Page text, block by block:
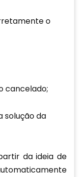
o
cancelado;
solução da
da ideia de